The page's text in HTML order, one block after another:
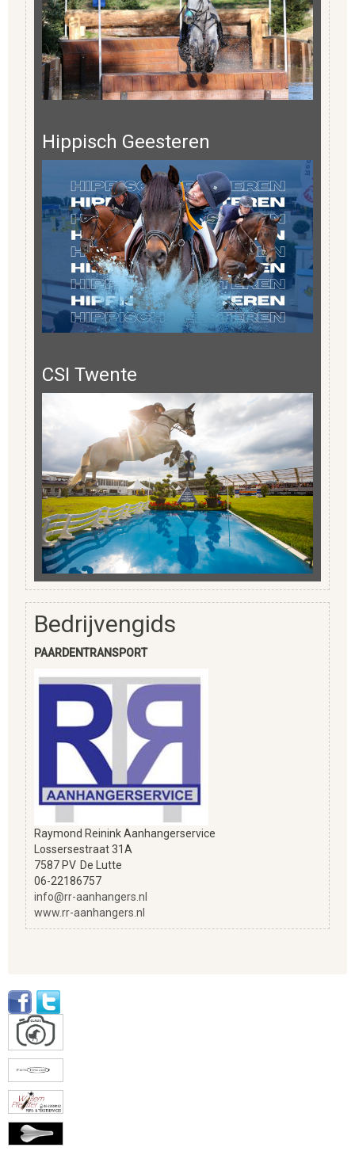
Hippisch Geesteren
CSI Twente
Bedrijvengids
PAARDENTRANSPORT
Raymond Reinink Aanhangerservice
Lossersestraat 31A
7587 PV De Lutte
06-22186757
info@rr-aanhangers.nl
www.rr-aanhangers.nl